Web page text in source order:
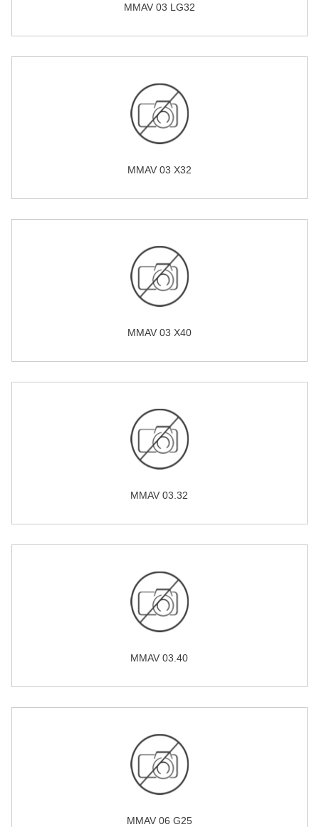
MMAV 03 LG32
MMAV 03 X32
MMAV 03 X40
MMAV 03.32
MMAV 03.40
MMAV 06 G25